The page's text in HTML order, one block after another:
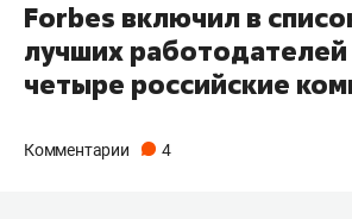
Forbes включил в
лучших
четыре российские
Комментарии 4